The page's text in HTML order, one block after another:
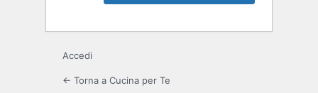
Accedi
← Torna a Cucina per Te